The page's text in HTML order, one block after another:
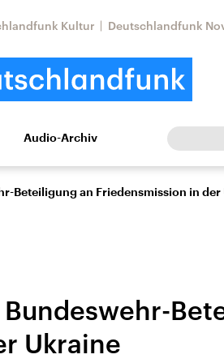
Kultur Deutschlandfunk
Kultur Europa
Lage und
Iran
Aktuelle Lage und
Audio-Archiv
Beteiligung an Friedensmission in der
Ukraine